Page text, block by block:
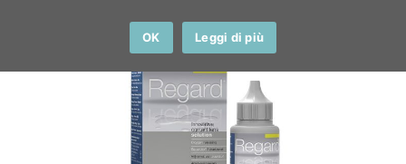
IN OFFERTA!
OK Leggi di più